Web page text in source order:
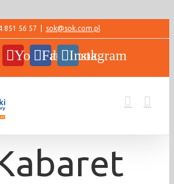
851 56 57 sok@sok.com.pl
YouTubeFacebookInstagram